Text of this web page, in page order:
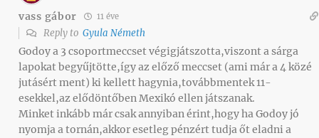
vass gábor 11 éve
Reply to Gyula Németh
Godoy a 3 csoportmeccset végigjátszotta,viszont a sárga
lapokat begyűjtötte,így az előző meccset (ami már a 4 közé
jutásért ment) ki kellett hagynia,továbbmentek 11-
esekkel,az elődöntőben Mexikó ellen játszanak.
Minket inkább már csak annyiban érint,hogy ha Godoy jó
nyomja a tornán,akkor esetleg pénzért tudja őt eladni a